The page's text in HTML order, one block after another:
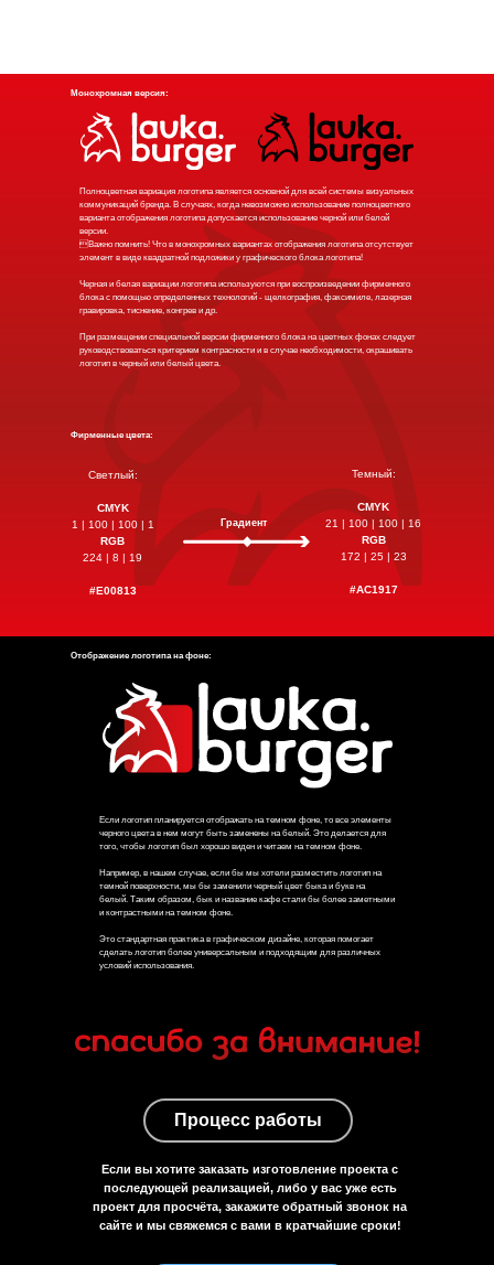
Полноцветная вариация логотипа является основной для всей системы визуальных
коммуникаций бренда. В случаях, когда невозможно использование полноцветного
варианта отображения логотипа допускается использование черной или белой
версии.
Важно помнить! Что в монохромных вариантах отображения логотипа отсутствует
элемент в виде квадратной подложики у графического блока логотипа!
Черная и белая вариации логотипа используются при воспроизведении фирменного
блока с помощью определенных технологий - щелкография, факсимиле, лазерная
гравировка, тиснение, конгрев и др.
При размещении специальной версии фирменного блока на цветных фонах следует
руководствоваться критерием контрасности и в случае необходимости, окрашивать
логотип в черный или белый цвета.
Монохромная версия:
Фирменные цвета:
Светлый:
CMYK
1 | 100 | 100 | 1
RGB
224 | 8 | 19
#E00813
Темный:
CMYK
21 | 100 | 100 | 16
RGB
172 | 25 | 23
#AC1917
Градиент
Если логотип планируется отображать на темном фоне, то все элементы
черного цвета в нем могут быть заменены на белый. Это делается для
того, чтобы логотип был хорошо виден и читаем на темном фоне.
Например, в нашем случае, если бы мы хотели разместить логотип на
темной поверхности, мы бы заменили черный цвет быка и букв на
белый. Таким образом, бык и название кафе стали бы более заметными
и контрастными на темном фоне.
Это стандартная практика в графическом дизайне, которая помогает
сделать логотип более универсальным и подходящим для различных
условий использования.
Отображение логотипа на фоне:
Если вы хотите заказать изготовление проекта с
последующей реализацией, либо у вас уже есть
проект для просчёта, закажите обратный звонок на
сайте и мы свяжемся с вами в кратчайшие сроки!
Процесс работы
19_AGENCY@MAIL.RU
+7 (914) 704-02-01
Г. ВЛАДИВОСТОК, ПАРТИЗАНСКИЙ
ПРОСПЕКТ 44, К10
КОНТАКТЫ